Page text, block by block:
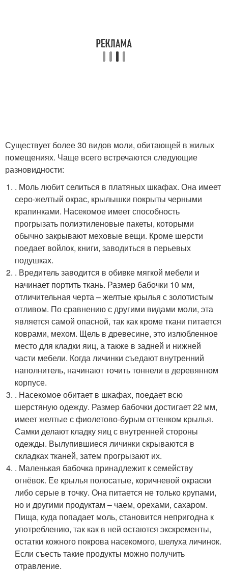
Существует более 30 видов моли, обитающей в жилых
помещениях. Чаще всего встречаются следующие
разновидности:
. Моль любит селиться в платяных шкафах. Она имеет
серо-желтый окрас, крылышки покрыты черными
крапинками. Насекомое имеет способность
прогрызать полиэтиленовые пакеты, которыми
обычно закрывают меховые вещи. Кроме шерсти
поедает войлок, книги, заводиться в перьевых
подушках.
. Вредитель заводится в обивке мягкой мебели и
начинает портить ткань. Размер бабочки 10 мм,
отличительная черта – желтые крылья с золотистым
отливом. По сравнению с другими видами моли, эта
является самой опасной, так как кроме ткани питается
коврами, мехом. Щель в древесине, это излюбленное
место для кладки яиц, а также в задней и нижней
части мебели. Когда личинки съедают внутренний
наполнитель, начинают точить тоннели в деревянном
корпусе.
. Насекомое обитает в шкафах, поедает всю
шерстяную одежду. Размер бабочки достигает 22 мм,
имеет желтые с фиолетово-бурым оттенком крылья.
Самки делают кладку яиц с внутренней стороны
одежды. Вылупившиеся личинки скрываются в
складках тканей, затем прогрызают их.
. Маленькая бабочка принадлежит к семейству
огнёвок. Ее крылья полосатые, коричневой окраски
либо серые в точку. Она питается не только крупами,
но и другими продуктам – чаем, орехами, сахаром.
Пища, куда попадает моль, становится непригодна к
употреблению, так как в ней остаются экскременты,
остатки кожного покрова насекомого, шелуха личинок.
Если съесть такие продукты можно получить
отравление.